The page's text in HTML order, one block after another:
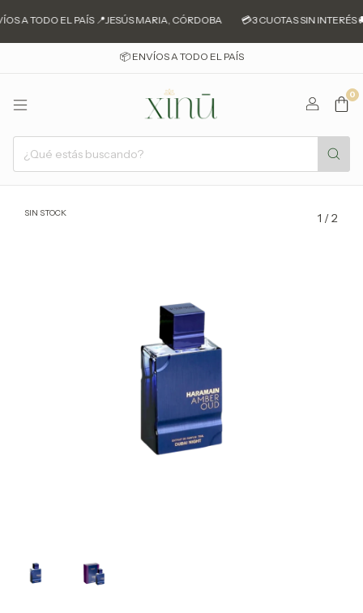
A TODO EL PAÍS 📍JESÚS MARIA, CÓRDOBA 💳3 CUOTAS SIN INTERÉS
📦 ENVÍOS A TODO EL PAÍS
0
SIN STOCK 1 /2